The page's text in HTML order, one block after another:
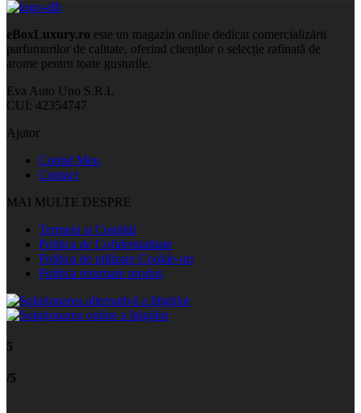
eBoxLuxury.ro este un magazin online dedicat comercializării
parfumurilor de calitate, oferind clienților o selecție rafinată de
arome pentru toate gusturile.
Eva Auto Uno S.R.L
CUI: 42354747
Ajutor
Contul Meu
Contact
MAI MULTE DESPRE
Termeni si Conditii
Politica de Cofidentialitate
Politica de utilizare Cookie-uri
Politica returnare produs
5
/5